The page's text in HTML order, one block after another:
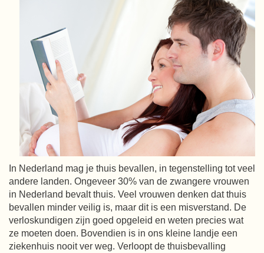
In Nederland mag je thuis bevallen, in tegenstelling tot veel
andere landen. Ongeveer 30% van de zwangere vrouwen
in Nederland bevalt thuis. Veel vrouwen denken dat thuis
bevallen minder veilig is, maar dit is een misverstand. De
verloskundigen zijn goed opgeleid en weten precies wat
ze moeten doen. Bovendien is in ons kleine landje een
ziekenhuis nooit ver weg. Verloopt de thuisbevalling